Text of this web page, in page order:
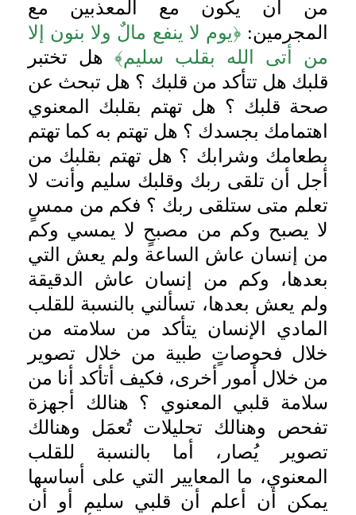
من أن يكون مع المعذبين مع
المجرمين: ﴿يوم لا ينفع مالٌ ولا بنون إلا
من أتى الله بقلب سليم﴾ هل تختبر
قلبك هل تتأكد من قلبك ؟ هل تبحث عن
صحة قلبك ؟ هل تهتم بقلبك المعنوي
اهتمامك بجسدك ؟ هل تهتم به كما تهتم
بطعامك وشرابك ؟ هل تهتم بقلبك من
أجل أن تلقى ربك وقلبك سليم وأنت لا
تعلم متى ستلقى ربك ؟ فكم من ممسٍ
لا يصبح وكم من مصبحٍ لا يمسي وكم
من إنسان عاش الساعة ولم يعش التي
بعدها، وكم من إنسان عاش الدقيقة
ولم يعش بعدها، تسألني بالنسبة للقلب
المادي الإنسان يتأكد من سلامته من
خلال فحوصاتٍ طبية من خلال تصوير
من خلال أمور أخرى، فكيف أتأكد أنا من
سلامة قلبي المعنوي ؟ هنالك أجهزة
تفحص وهنالك تحليلات تُعمَل وهنالك
تصوير يُصار، أما بالنسبة للقلب
المعنوي، ما المعايير التي على أساسها
يمكن أن أعلم أن قلبي سليم أو أن